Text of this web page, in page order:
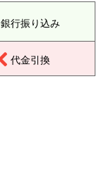
銀行振り込み
代金引換